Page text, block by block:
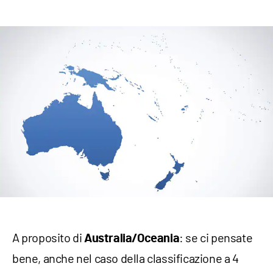
A proposito di Australia/Oceania: se ci pensate
bene, anche nel caso della classificazione a 4